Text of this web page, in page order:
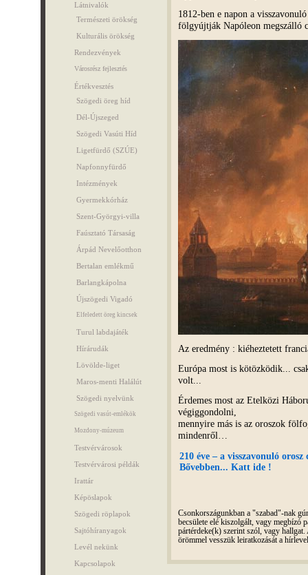
Látnivalók
Természeti örökség
Kulturális örökség
Rendezvények
Városrész fejlesztés
Értékvesztés
Szögedi öreg híd
Dél-Újszeged
Szögedi Vasúti Híd
Ligetfürdő (SZÚE)
Napfonnyfürdő
Intézmények
Gyermekkórház
Szent-Györgyi-villa
Faúsztató Társaság
Árpád Nevelőotthon
Bertalan emlékmű
Barlangkápolna
Újszögedi Vigadó
Elfeledett öreg kincsek
Turul labdajáték
Hírárudák
Lövölde-liget
Maros-menti Halálút
Szögedi nyelvünk
Szögedi vasút-emlékök
Mozdony-múzeum
Testvérvárosok
Testvérvárosi példák
Irattár
Képöslapok
Szögedi röplapok
Sajtóhíranyagok
Levél nekünk
Kapcsolapok
1812-ben e napon a
fölgyújtják Napóleon
Az eredmény : kiéheztetett
Európa most is kötözködik...
volt...
Érdemes most az Etelközi
végiggondolni,
mennyire más is az oroszok
mindenről…
210 éve – a visszavonuló
Bővebben... Katt ide !
Csonkországunkban a "szabad"-nak
becsülete elé kiszolgált, vagy megbízó
pártérdeke(k) szerint szól, vagy
örömmel vesszük leiratkozását a